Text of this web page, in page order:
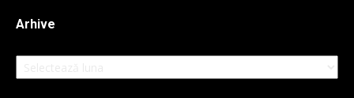
Arhive
Arhive